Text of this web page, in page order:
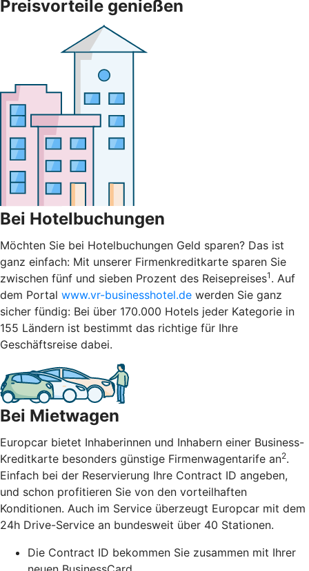
Preisvorteile genießen
Bei Hotelbuchungen
Möchten Sie bei Hotelbuchungen Geld sparen? Das ist
ganz einfach: Mit unserer Firmenkreditkarte sparen Sie
zwischen fünf und sieben Prozent des Reisepreises1 . Auf
dem Portal www.vr-businesshotel.de werden Sie ganz
sicher fündig: Bei über 170.000 Hotels jeder Kategorie in
155 Ländern ist bestimmt das richtige für Ihre
Geschäftsreise dabei.
Bei Mietwagen
Europcar bietet Inhaberinnen und Inhabern einer Business-
Kreditkarte besonders günstige Firmenwagentarife an2.
Einfach bei der Reservierung Ihre Contract ID angeben,
und schon profitieren Sie von den vorteilhaften
Konditionen. Auch im Service überzeugt Europcar mit dem
24h Drive-Service an bundesweit über 40 Stationen.
Die Contract ID bekommen Sie zusammen mit Ihrer